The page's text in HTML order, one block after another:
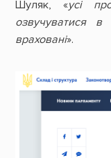
Шуляк, «усі
озвучуватися в
враховані».